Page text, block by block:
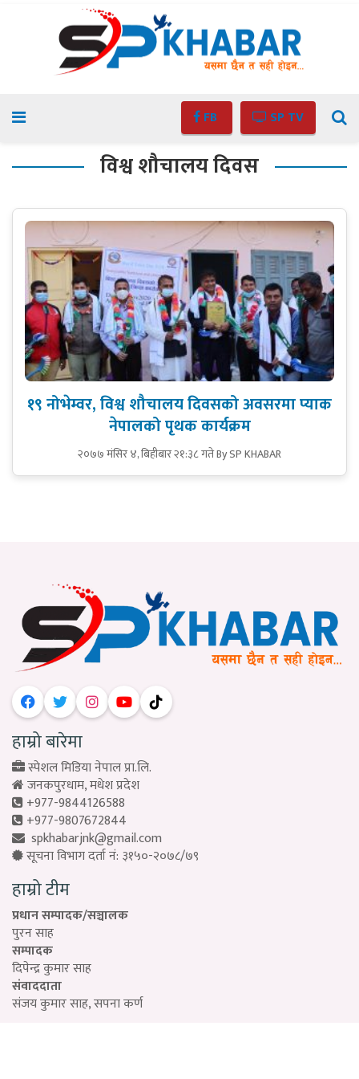
FB SP TV
विश्व शौचालय दिवस
१९ नोभेम्वर, विश्व शौचालय दिवसको अवसरमा प्याक
नेपालको पृथक कार्यक्रम
२०७७ मंसिर ४, बिहीबार २१:३८ गतेBy SP KHABAR
हाम्रो बारेमा
स्पेशल मिडिया नेपाल प्रा.लि.
जनकपुरधाम, मधेश प्रदेश
+977-9844126588
+977-9807672844
spkhabarjnk@gmail.com
सूचना विभाग दर्ता नं: ३१५०-२०७८/७९
हाम्रो टीम
प्रधान सम्पादक/सञ्चालक
पुरन साह
सम्पादक
दिपेन्द्र कुमार साह
संवाददाता
संजय कुमार साह, सपना कर्ण